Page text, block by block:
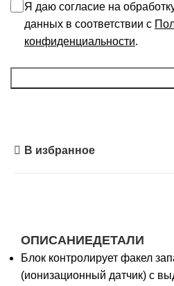
Я даю согласие на
данных в соответствии с
конфиденциальности.
В избранное
ОПИСАНИЕДЕТАЛИ
Блок контролирует факел
(ионизационный датчик) с